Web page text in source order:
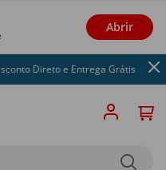
Abrir
Direto e Entrega Grátis